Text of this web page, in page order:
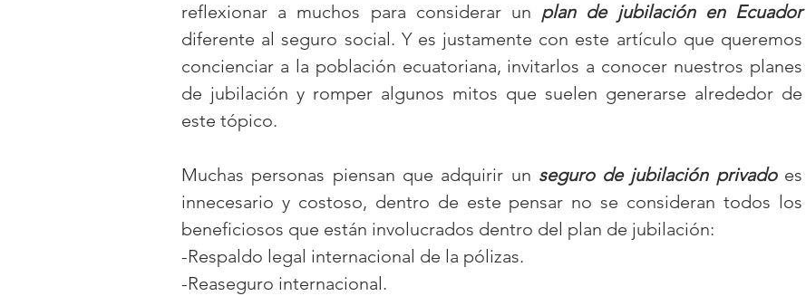
reflexionar a muchos para considerar un
plan de jubilación en Ecuador
diferente al seguro social. Y es justamente con este artículo que queremos
concienciar a la población ecuatoriana, invitarlos a conocer nuestros planes
de jubilación y romper algunos mitos que suelen generarse alrededor de
este tópico.
Muchas personas piensan que adquirir un seguro de jubilación privado es
innecesario y costoso, dentro de este pensar no se consideran todos los
beneficiosos que están involucrados dentro del plan de jubilación:
-Respaldo legal internacional de la pólizas.
-Reaseguro internacional.